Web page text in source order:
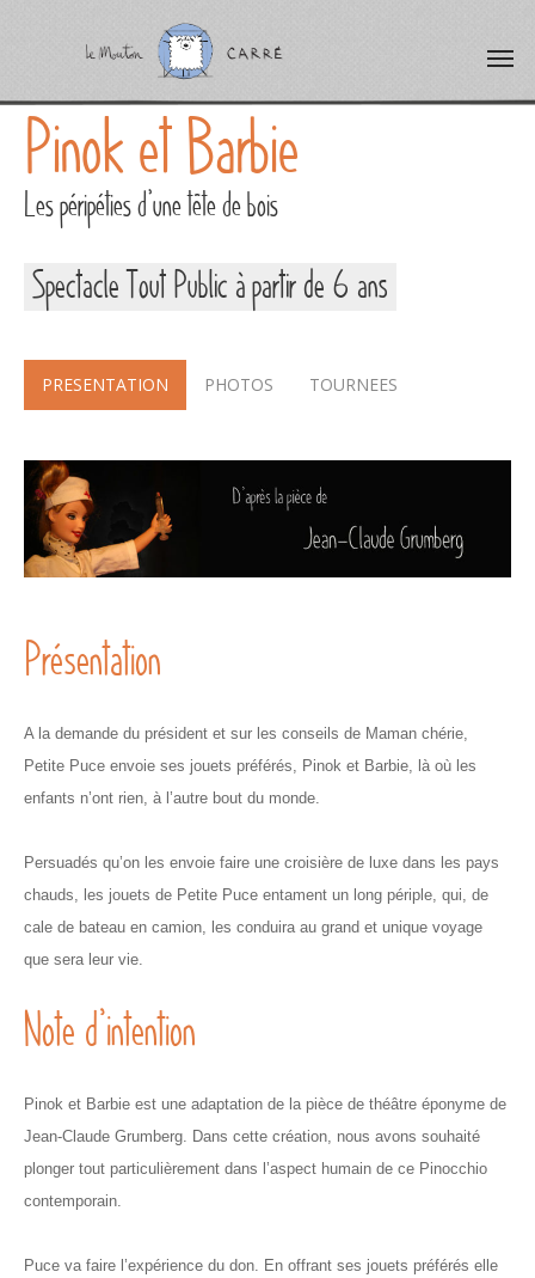
Pinok et Barbie
Les péripéties d’une tête de bois
Spectacle Tout Public à partir de 6 ans
PRESENTATION PHOTOS TOURNEES
Présentation
A la demande du président et sur les conseils de Maman chérie,
Petite Puce envoie ses jouets préférés, Pinok et Barbie, là où les
enfants n’ont rien, à l’autre bout du monde.
Persuadés qu’on les envoie faire une croisière de luxe dans les pays
chauds, les jouets de Petite Puce entament un long périple, qui, de
cale de bateau en camion, les conduira au grand et unique voyage
que sera leur vie.
Note d’intention
Pinok et Barbie est une adaptation de la pièce de théâtre éponyme de
Jean-Claude Grumberg. Dans cette création, nous avons souhaité
plonger tout particulièrement dans l’aspect humain de ce Pinocchio
contemporain.
Puce va faire l’expérience du don. En offrant ses jouets préférés elle